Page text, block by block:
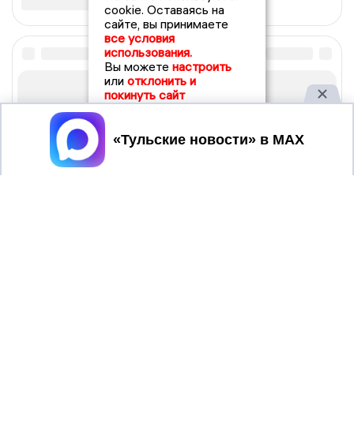
cookie. Оставаясь на
сайте, вы принимаете
все условия
использования.
Вы можете настроить
или отклонить и
покинуть сайт
Принять